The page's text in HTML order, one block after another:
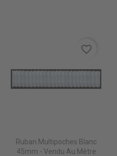
Ruban Multipoches Blanc
45mm - Vendu Au Mètre
favorite_border